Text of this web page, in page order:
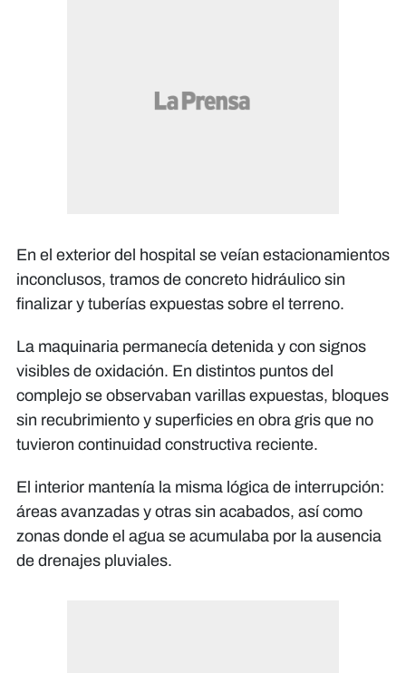
En el exterior del hospital se veían estacionamientos
inconclusos, tramos de concreto hidráulico sin
finalizar y tuberías expuestas sobre el terreno.
La maquinaria permanecía detenida y con signos
visibles de oxidación. En distintos puntos del
complejo se observaban varillas expuestas, bloques
sin recubrimiento y superficies en obra gris que no
tuvieron continuidad constructiva reciente.
El interior mantenía la misma lógica de interrupción:
áreas avanzadas y otras sin acabados, así como
zonas donde el agua se acumulaba por la ausencia
de drenajes pluviales.